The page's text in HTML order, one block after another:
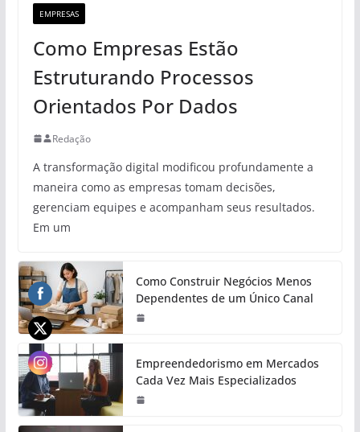
EMPRESAS
Como Empresas Estão
Estruturando Processos
Orientados Por Dados
Redação
A transformação digital modificou profundamente a
maneira como as empresas tomam decisões,
gerenciam equipes e acompanham seus resultados.
Em um
Como Construir Negócios Menos
Dependentes de um Único Canal
Empreendedorismo em Mercados
Cada Vez Mais Especializados